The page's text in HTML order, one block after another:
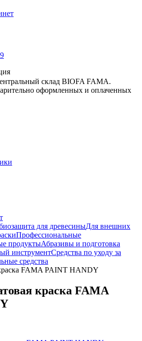
склад BIOFA FAMA.
оформленных и оплаченных
для древесиныДля внешних
Профессиональные
продуктыАбразивы и подготовка
инструментСредства по уходу за
средства
FAMA PAINT HANDY
краска FAMA